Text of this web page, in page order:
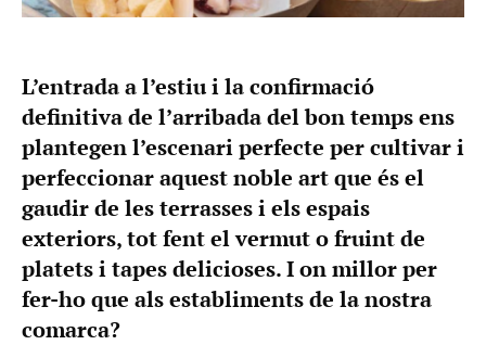
L’entrada a l’estiu i la confirmació
definitiva de l’arribada del bon temps ens
plantegen l’escenari perfecte per cultivar i
perfeccionar aquest noble art que és el
gaudir de les terrasses i els espais
exteriors, tot fent el vermut o fruint de
platets i tapes delicioses. I on millor per
fer-ho que als establiments de la nostra
comarca?